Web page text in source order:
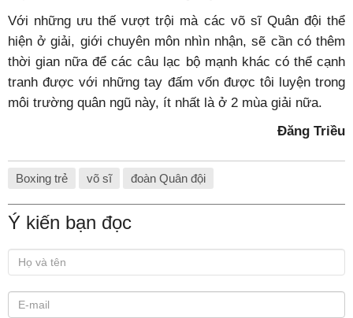
Với những ưu thế vượt trội mà các võ sĩ Quân đội thể
hiện ở giải, giới chuyên môn nhìn nhận, sẽ cần có thêm
thời gian nữa để các câu lạc bộ mạnh khác có thể cạnh
tranh được với những tay đấm vốn được tôi luyện trong
môi trường quân ngũ này, ít nhất là ở 2 mùa giải nữa.
Đăng Triều
Boxing trẻ võ sĩ đoàn Quân đội
Ý kiến bạn đọc